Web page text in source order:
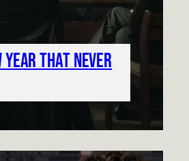
year that never